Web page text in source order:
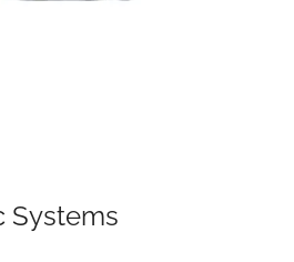
Systems